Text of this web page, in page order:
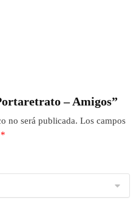
– Amigos”
no será publicada. Los campos
*